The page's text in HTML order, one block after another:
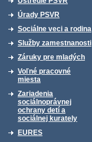
Úrady PSVR
Sociálne veci a rodina
Služby zamestnanosti
Záruky pre mladých
Voľné pracovné
miesta
Zariadenia
sociálnoprávnej
ochrany detí a
sociálnej kurately
EURES